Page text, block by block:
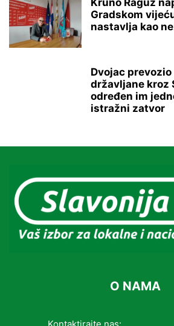
Kruno Raguž
Gradskom
nastavlja kao
Dvojac
državljane kroz
određen im
istražni zatvor
O NAMA